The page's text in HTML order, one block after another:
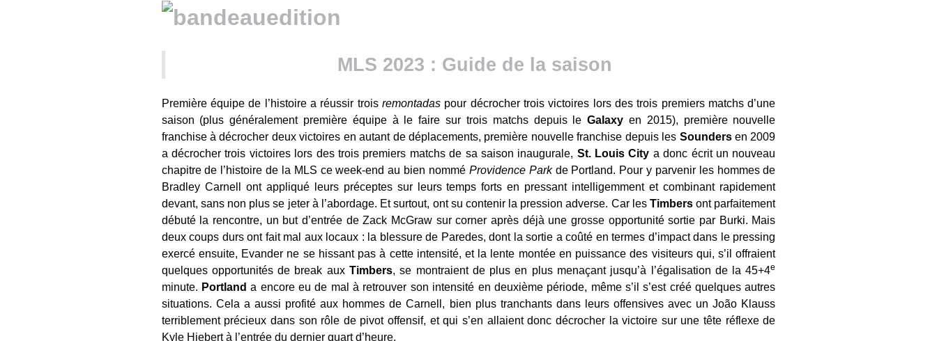
MLS 2023 : Guide de la saison
Première équipe de l’histoire a réussir trois remontadas pour décrocher trois victoires lors des trois premiers matchs d’une
saison (plus généralement première équipe à le faire sur trois matchs depuis leGalaxy en 2015), première nouvelle
franchise à décrocher deux victoires en autant de déplacements, première nouvelle franchise depuis les Soundersen 2009
a décrocher trois victoires lors des trois premiers matchs de sa saison inaugurale, St. Louis City a donc écrit un nouveau
chapitre de l’histoire de la MLS ce week-end au bien nommé Providence Parkde Portland. Pour y parvenir les hommes de
Bradley Carnell ont appliqué leurs préceptes sur leurs temps forts en pressant intelligemment et combinant rapidement
devant, sans non plus se jeter à l’abordage. Et surtout, ont su contenir la pression adverse. Car lesTimbers ont parfaitement
débuté la rencontre, un but d’entrée de Zack McGraw sur corner après déjà une grosse opportunité sortie par Burki. Mais
deux coups durs ont fait mal aux locaux : la blessure de Paredes, dont la sortie a coûté en termes d’impact dans le pressing
exercé ensuite, Evander ne se hissant pas à cette intensité, et la lente montée en puissance des visiteurs qui, s’il offraient
quelques opportunités de break auxTimbers, se montraient de plus en plus menaçant jusqu’à l’égalisation de la 45+4e
minute. Portland a encore eu de mal à retrouver son intensité en deuxième période, même s’il s’est créé quelques autres
situations. Cela a aussi profité aux hommes de Carnell, bien plus tranchants dans leurs offensives avec un João Klauss
terriblement précieux dans son rôle de pivot offensif, et qui s’en allaient donc décrocher la victoire sur une tête réflexe de
Kyle Hiebert à l’entrée du dernier quart d’heure.